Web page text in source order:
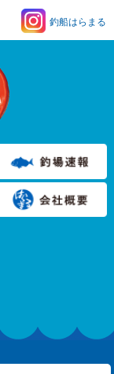
釣船はらまる